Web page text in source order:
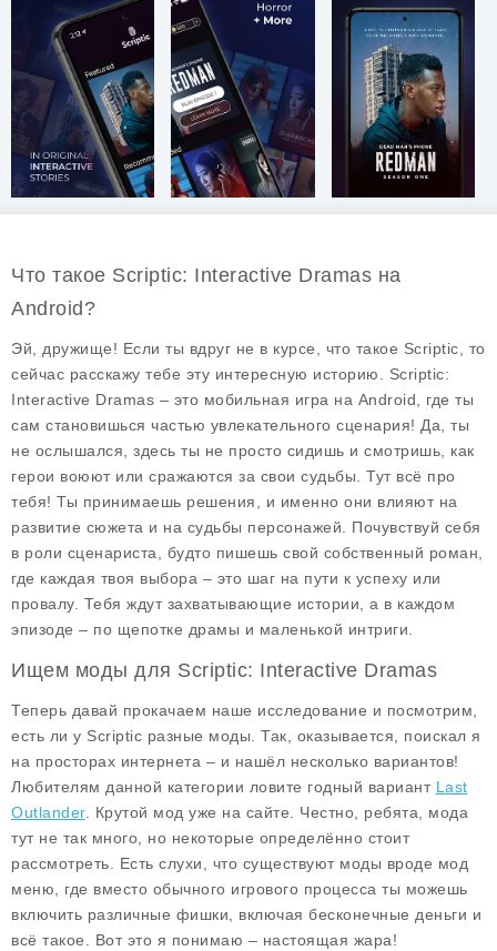
Что такое Scriptic: Interactive Dramas на
Android?
Эй, дружище! Если ты вдруг не в курсе, что такое Scriptic , то
сейчас расскажу тебе эту интересную историю. Scriptic:
Interactive Dramas – это мобильная игра на Android, где ты
сам становишься частью увлекательного сценария! Да, ты
не ослышался, здесь ты не просто сидишь и смотришь, как
герои воюют или сражаются за свои судьбы. Тут всё про
тебя! Ты принимаешь решения, и именно они влияют на
развитие сюжета и на судьбы персонажей. Почувствуй себя
в роли сценариста, будто пишешь свой собственный роман,
где каждая твоя выбора – это шаг на пути к успеху или
провалу. Тебя ждут захватывающие истории, а в каждом
эпизоде – по щепотке драмы и маленькой интриги.
Ищем моды для Scriptic: Interactive Dramas
Теперь давай прокачаем наше исследование и посмотрим,
есть ли у Scriptic разные моды . Так, оказывается, поискал я
на просторах интернета – и нашёл несколько вариантов!
Любителям данной категории ловите годный вариант Last
Outlander. Крутой мод уже на сайте. Честно, ребята, мода
тут не так много, но некоторые определённо стоит
рассмотреть. Есть слухи, что существуют моды вроде мод
меню , где вместо обычного игрового процесса ты можешь
включить различные фишки, включая бесконечные деньги и
всё такое. Вот это я понимаю – настоящая жара!